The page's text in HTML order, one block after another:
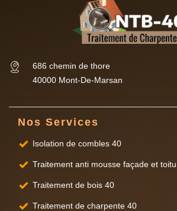
686 chemin de thore
40000 Mont-De-Marsan
Nos Services
Isolation de combles 40
Traitement anti mousse façade et
Traitement de bois 40
Traitement de charpente 40